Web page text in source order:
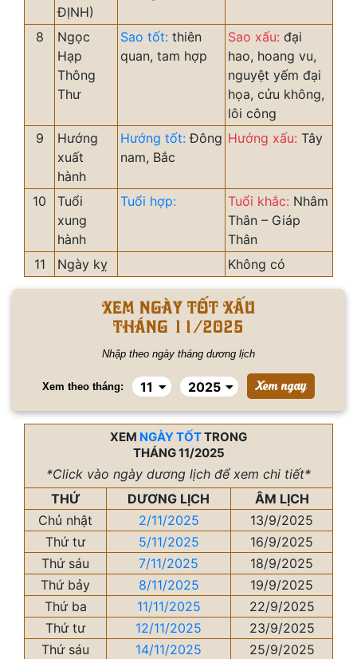
ĐỊNH)
8
Ngọc
Hạp
Thông
Thư
Sao tốt: thiên
quan, tam hợp
Sao xấu: đại
hao, hoang vu,
nguyệt yếm đại
họa, cửu không,
lôi công
9
Hướng
xuất
hành
Hướng tốt: Đông
nam, Bắc
Hướng xấu: Tây
10
Tuổi
xung
hành
Tuổi hợp: Tuổi khắc: Nhâm
Thân – Giáp
Thân
11
Ngày kỵ Không có
Xem ngày tốt xấu
tháng 11/2025
Nhập theo ngày tháng dương lịch
Xem theo tháng:
XEM NGÀY TỐTTRONG
THÁNG 11/2025
*Click vào ngày dương lịch để xem chi tiết*
THỨ
DƯƠNG LỊCH
ÂM LỊCH
Chủ nhật
2/11/2025
13/9/2025
Thứ tư
5/11/2025
16/9/2025
Thứ sáu
7/11/2025
18/9/2025
Thứ bảy
8/11/2025
19/9/2025
Thứ ba
11/11/2025
22/9/2025
Thứ tư
12/11/2025
23/9/2025
Thứ sáu
14/11/2025
25/9/2025